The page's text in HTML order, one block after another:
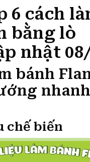
6 cách
bằng lò
nhật
bánh
chế biến